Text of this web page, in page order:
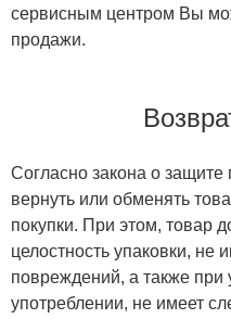
сервисным центром Вы
продажи.
Согласно закона о
вернуть или обменять
покупки. При этом, товар
целостность упаковки, не
повреждений, а также при
употреблении, не имеет